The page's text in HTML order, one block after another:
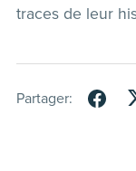
traces de leur
Partager: